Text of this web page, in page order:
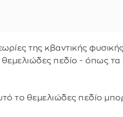
της κβαντικής
πεδίο - όπως
το θεμελιώδες πεδίο